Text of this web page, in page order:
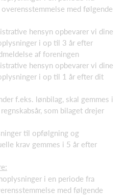
med følgende
hensyn opbevarer vi dine
i op til 3 år efter
af foreningen
hensyn opbevarer vi dine
i op til 1 år efter dit
f.eks. lønbilag, skal gemmes i
som bilaget drejer
til opfølgning og
krav gemmes i 5 år efter
i en periode fra
med følgende